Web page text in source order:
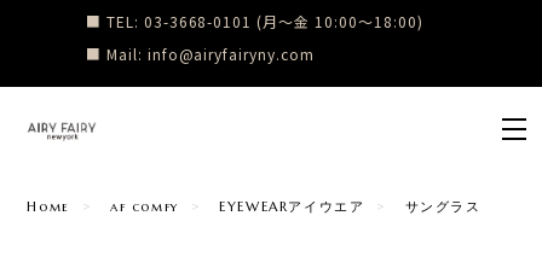
■ TEL: 03-3668-0101 (月〜金 10:00〜18:00)
■ Mail: info@airyfairyny.com
Home af comfy EYEWEARアイウエア サングラス